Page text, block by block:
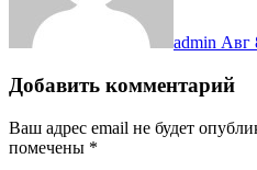
admin Авг
Добавить комментарий
Ваш адрес email не будет
помечены *